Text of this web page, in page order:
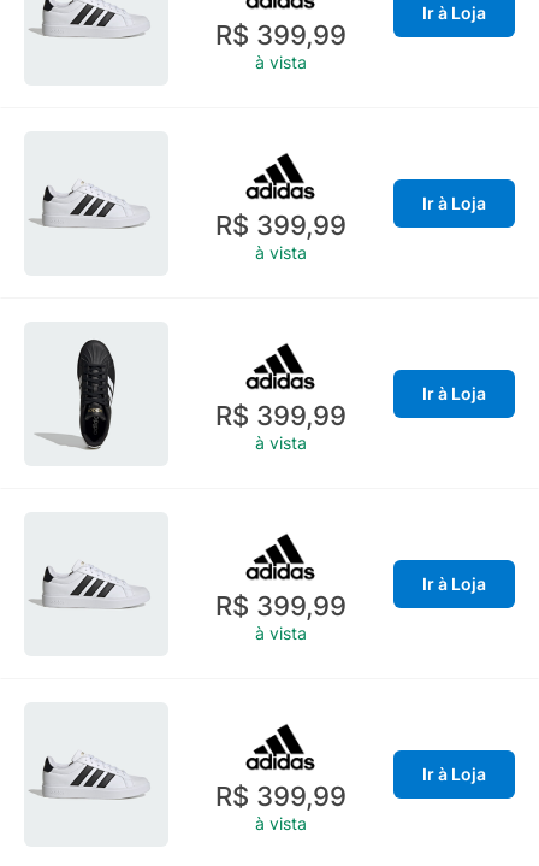
R$ 399,99
à vista
Ir à Loja
R$ 399,99
à vista
Ir à Loja
R$ 399,99
à vista
Ir à Loja
R$ 399,99
à vista
Ir à Loja
R$ 399,99
à vista
Ir à Loja